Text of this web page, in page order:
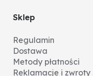
Sklep
Regulamin
Dostawa
Metody płatności
Reklamacje i zwroty